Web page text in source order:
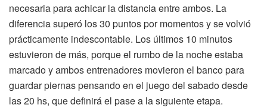
necesaria para achicar la distancia entre ambos. La
diferencia superó los 30 puntos por momentos y se volvió
prácticamente indescontable. Los últimos 10 minutos
estuvieron de más, porque el rumbo de la noche estaba
marcado y ambos entrenadores movieron el banco para
guardar piernas pensando en el juego del sabado desde
las 20 hs, que definirá el pase a la siguiente etapa.